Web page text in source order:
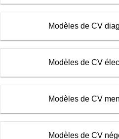
Modèles de CV
Modèles de CV
Modèles de CV
Modèles de CV